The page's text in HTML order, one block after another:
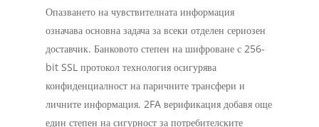
Опазването на чувствителната информация
означава основна задача за всеки отделен сериозен
доставчик. Банковото степен на шифроване с 256-
bit SSL протокол технология осигурява
конфиденциалност на паричните трансфери и
личните информация. 2FA верификация добавя още
един степен на сигурност за потребителските